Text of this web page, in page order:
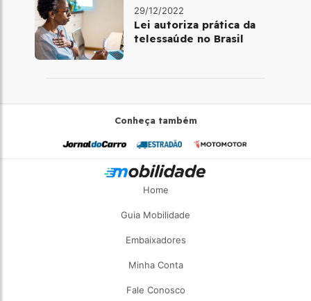
29/12/2022
Lei autoriza prática da
telessaúde no Brasil
Conheça também
Home
Guia Mobilidade
Embaixadores
Minha Conta
Fale Conosco